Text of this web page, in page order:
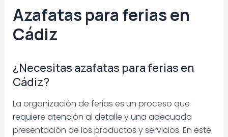
Azafatas para ferias en
Cádiz
¿Necesitas azafatas para ferias en
Cádiz?
La organización de ferias es un proceso que
requiere atención al detalle y una adecuada
presentación de los productos y servicios. En este